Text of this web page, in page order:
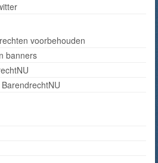
voorbehouden
banners